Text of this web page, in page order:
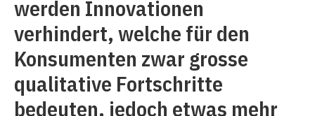
werden Innovationen
verhindert, welche für den
Konsumenten zwar grosse
qualitative Fortschritte
bedeuten, jedoch etwas mehr